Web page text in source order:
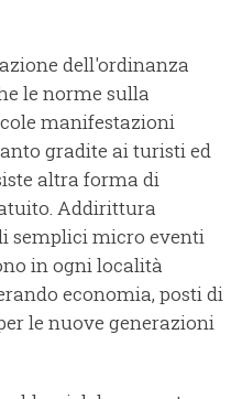
dell'ordinanza
le norme sulla
manifestazioni
gradite ai turisti ed
altra forma di
Addirittura
semplici micro eventi
in ogni località
economia, posti di
le nuove generazioni